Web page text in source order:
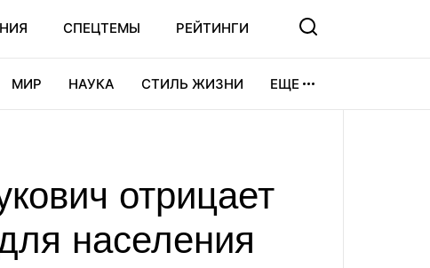
СПЕЦТЕМЫ РЕЙТИНГИ
МИР НАУКА СТИЛЬ ЖИЗНИ ЕЩЕ
отрицает
населения